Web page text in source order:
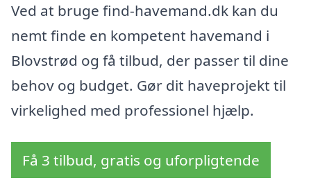
Ved at bruge find-havemand.dk kan du
nemt finde en kompetent havemand i
Blovstrød og få tilbud, der passer til dine
behov og budget. Gør dit haveprojekt til
virkelighed med professionel hjælp.
Få 3 tilbud, gratis og uforpligtende